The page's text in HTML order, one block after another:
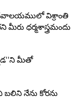
విశ్రాంతి
ధర్మశాస్త్రమందు
మీతో
నేను కోరను